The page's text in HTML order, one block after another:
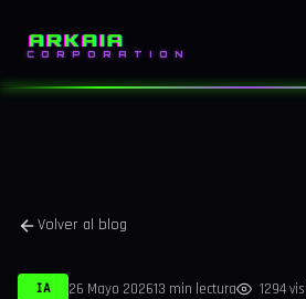
ARKAIA
CORPORATION
Volver al blog
IA 26 Mayo 202613 min lectura 1294